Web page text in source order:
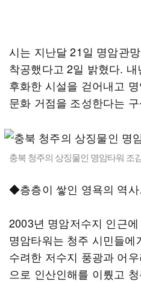
시는 지난달 21일 명암관
착공했다고 2일 밝혔다.
후화한 시설을 걷어내고
문화 거점을 조성한다는
충북 청주의 상징물인 명암타워 조
◆층층이 쌓인 영욕의 역
2003년 명암저수지 인근
명암타워는 청주 시민들
수려한 저수지 풍광과 어
으로 인산인해를 이뤘고